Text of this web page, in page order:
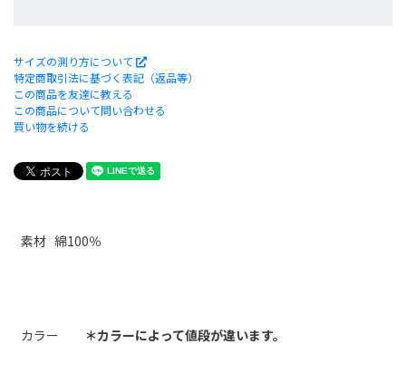
サイズの測り方について
特定商取引法に基づく表記（返品等）
この商品を友達に教える
この商品について問い合わせる
買い物を続ける
素材 綿100％
カラー ＊カラーによって値段が違います。